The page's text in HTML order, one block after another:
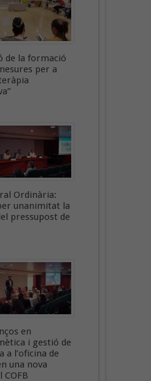
de la formació
per a
Ordinària:
unanimitat la
pressupost de
en
i gestió de
a l’oficina de
una nova